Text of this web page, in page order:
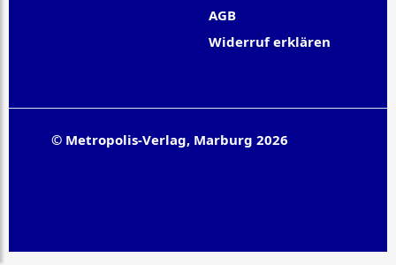
AGB
Widerruf erklären
© Metropolis-Verlag, Marburg 2026